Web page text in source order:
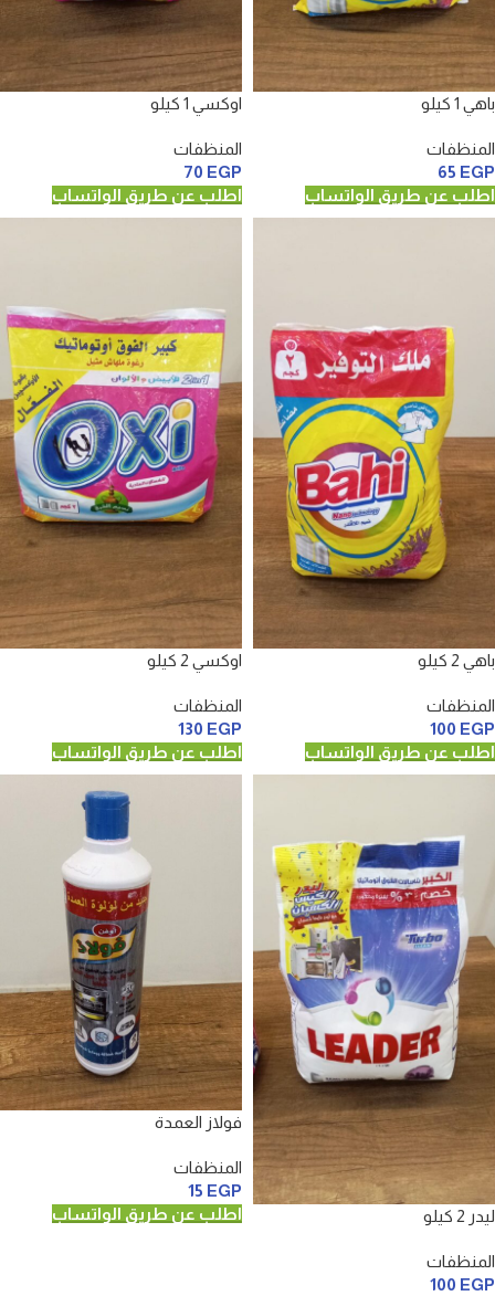
باهي 1 كيلو
المنظفات
65 EGP
اطلب عن طريق الواتساب
اوكسي 1 كيلو
المنظفات
70 EGP
اطلب عن طريق الواتساب
باهي 2 كيلو
المنظفات
100 EGP
اطلب عن طريق الواتساب
اوكسي 2 كيلو
المنظفات
130 EGP
اطلب عن طريق الواتساب
ليدر 2 كيلو
المنظفات
100 EGP
فولاز العمدة
المنظفات
15 EGP
اطلب عن طريق الواتساب